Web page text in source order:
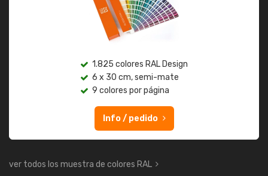
1.825 colores RAL Design
6 x 30 cm, semi-mate
9 colores por página
Info / pedido
ver todos los muestra de colores RAL